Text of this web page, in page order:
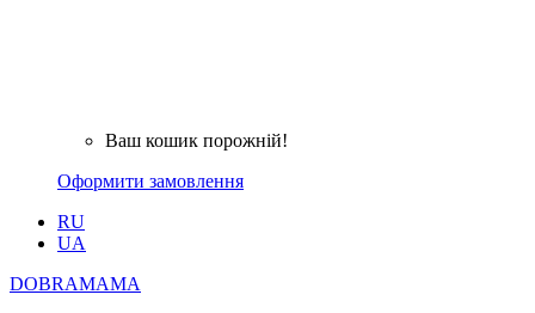
Ваш кошик порожній!
Оформити замовлення
RU
UA
DOBRAMAMA